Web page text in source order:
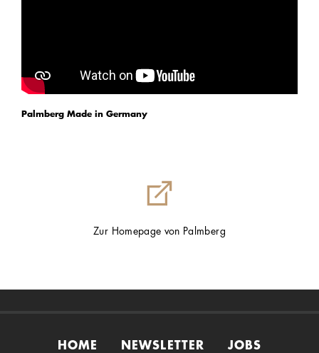
Palmberg Made in Germany
Zur Homepage von Palmberg
HOME NEWSLETTER JOBS